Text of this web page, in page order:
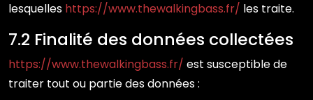
lesquelles https://www.thewalkingbass.fr/ les traite.
7.2 Finalité des données collectées
https://www.thewalkingbass.fr/ est susceptible de
traiter tout ou partie des données :